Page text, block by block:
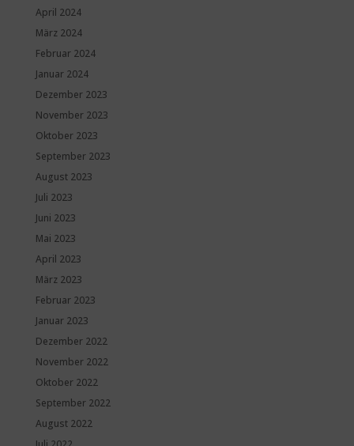
April 2024
März 2024
Februar 2024
Januar 2024
Dezember 2023
November 2023
Oktober 2023
September 2023
August 2023
Juli 2023
Juni 2023
Mai 2023
April 2023
März 2023
Februar 2023
Januar 2023
Dezember 2022
November 2022
Oktober 2022
September 2022
August 2022